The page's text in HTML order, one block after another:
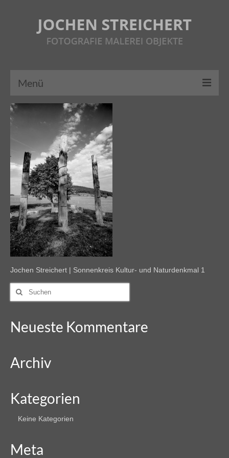
Menü
FOTOGRAFIE
MALEREI
OBJEKTE
AUSSTELLUNGEN
Jochen Streichert | Sonnenkreis Kultur- und Naturdenkmal 1
Suche
nach:
Neueste Kommentare
Archiv
Kategorien
Keine Kategorien
Meta